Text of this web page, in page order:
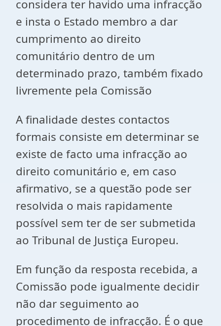
considera ter havido uma infracção
e insta o Estado membro a dar
cumprimento ao direito
comunitário dentro de um
determinado prazo, também fixado
livremente pela Comissão
A finalidade destes contactos
formais consiste em determinar se
existe de facto uma infracção ao
direito comunitário e, em caso
afirmativo, se a questão pode ser
resolvida o mais rapidamente
possível sem ter de ser submetida
ao Tribunal de Justiça Europeu.
Em função da resposta recebida, a
Comissão pode igualmente decidir
não dar seguimento ao
procedimento de infracção. É o que